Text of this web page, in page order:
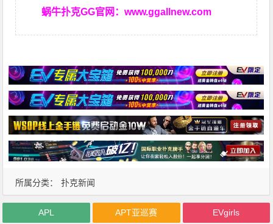
蜗牛扑克GG官网：www.ggallnew.com
所属分类： 扑克新闻
APL APT亚巡赛 EVgirls